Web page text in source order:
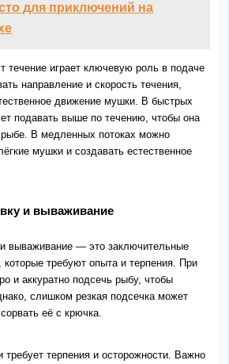
для приключений на
течение играет ключевую роль в подаче
направление и скорость течения,
движение мушки. В быстрых
подавать выше по течению, чтобы она
рыбе. В медленных потоках можно
мушки и создавать естественное
и вываживание
и вываживание — это заключительные
требуют опыта и терпения. При
и аккуратно подсечь рыбу, чтобы
слишком резкая подсечка может
её с крючка.
терпения и осторожности. Важно